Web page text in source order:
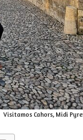
Visitamos Cahors, Midi